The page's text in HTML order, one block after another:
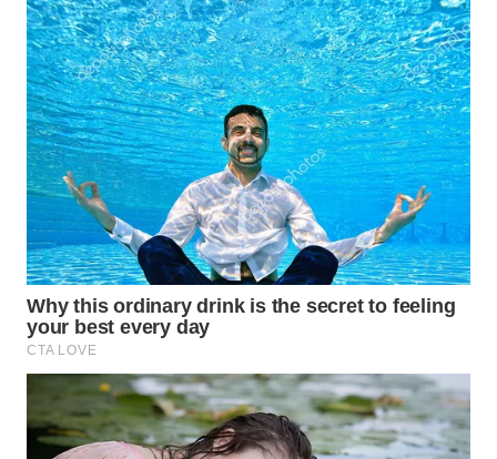
LABUANBAJO
WN
BORNEO
Wahana
Media
Group
WAHANA
NEWS
WAHANA
TANI
WAHANA
ADVOKAT